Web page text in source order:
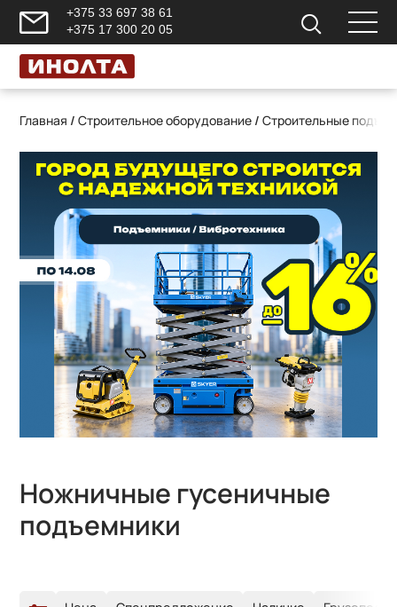
+375 33 697 38 61
+375 17 300 20 05
Главная /Строительное оборудование /Строительные
Ножничные гусеничные
подъемники